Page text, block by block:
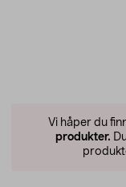
Vi håper du
produkter.